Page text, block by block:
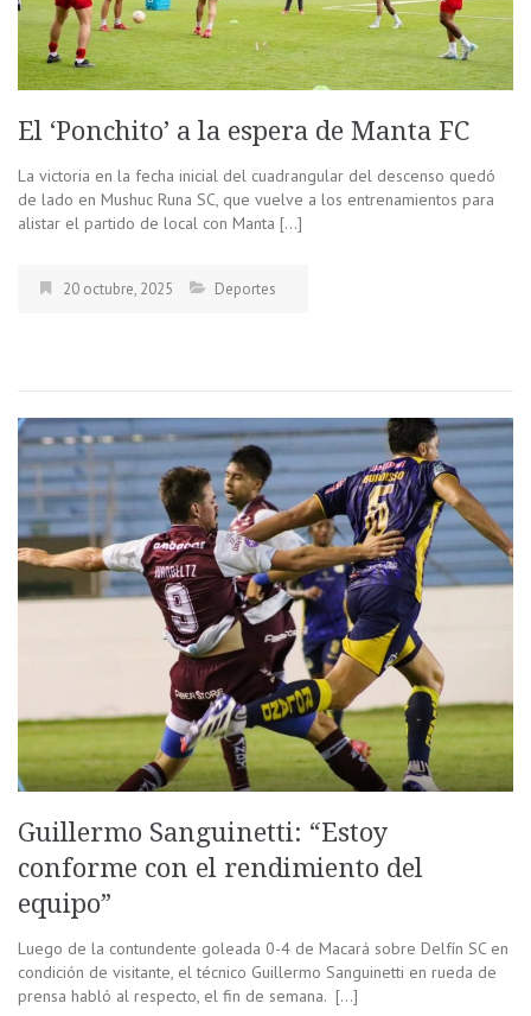
El ‘Ponchito’ a la espera de Manta FC
La victoria en la fecha inicial del cuadrangular del descenso quedó
de lado en Mushuc Runa SC, que vuelve a los entrenamientos para
alistar el partido de local con Manta […]
20 octubre, 2025 Deportes
Guillermo Sanguinetti: “Estoy
conforme con el rendimiento del
equipo”
Luego de la contundente goleada 0-4 de Macará sobre Delfín SC en
condición de visitante, el técnico Guillermo Sanguinetti en rueda de
prensa habló al respecto, el fin de semana. […]